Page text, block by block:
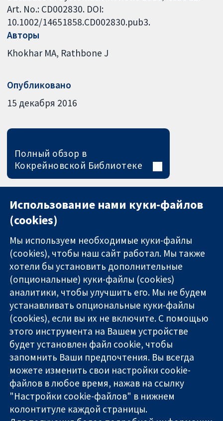
Art. No.: CD002830. DOI:
10.1002/14651858.CD002830.pub3.
Авторы
Khokhar MA Rathbone J
Опубликовано
15 декабря 2016
Полный обзор в
Кокрейновской Библиотеке
Надёжные
доказательства
Информированные
решения
Во благо
здоровья
11-13 Cavendish
Square
London
W1G 0AN
United Kingdom
Связаться с
нами
Новости
Пресс-
служба
О нас
Работа
Cochrane
Library
Использование нами куки-файлов
(cookies)
Мы используем необходимые куки-файлы
(cookies), чтобы наш сайт работал. Мы также
хотели бы установить дополнительные
(опциональные) куки-файлы (cookies)
аналитики, чтобы улучшить его. Мы не будем
устанавливать опциональные куки-файлы
(cookies), если вы их не включите. С помощью
этого инструмента на Вашем устройстве
будет установлен файл cookie, чтобы
запомнить Ваши предпочтения. Вы всегда
можете изменить свои настройки cookie-
файлов в любое время, нажав на ссылку
"Настройки cookie-файлов" в нижнем
колонтитуле каждой страницы.